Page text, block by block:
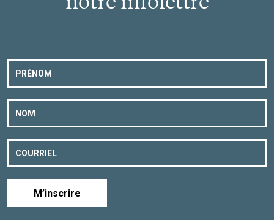
M’inscrire